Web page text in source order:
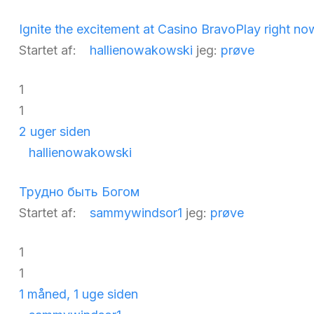
Ignite the excitement at Casino BravoPlay right
Startet af:
hallienowakowski jeg: prøve
1
1
2 uger siden
hallienowakowski
Трудно быть Богом
Startet af:
sammywindsor1 jeg: prøve
1
1
1 måned, 1 uge siden